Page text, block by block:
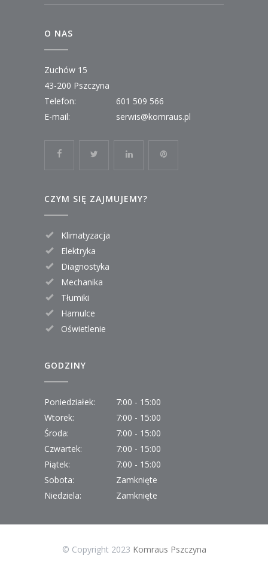
O NAS
Zuchów 15
43-200 Pszczyna
Telefon:
601 509 566
E-mail:
serwis@komraus.pl
CZYM SIĘ ZAJMUJEMY?
Klimatyzacja
Elektryka
Diagnostyka
Mechanika
Tłumiki
Hamulce
Oświetlenie
GODZINY
Poniedziałek:
7:00 - 15:00
Wtorek:
7:00 - 15:00
Środa:
7:00 - 15:00
Czwartek:
7:00 - 15:00
Piątek:
7:00 - 15:00
Sobota:
Zamknięte
Niedziela:
Zamknięte
© Copyright 2023 Komraus Pszczyna